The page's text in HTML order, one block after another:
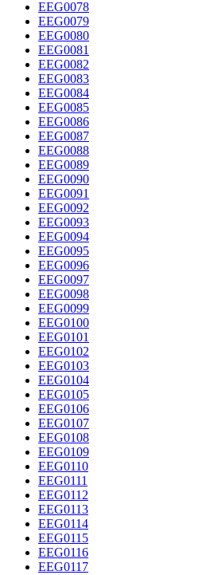
EEG0078
EEG0079
EEG0080
EEG0081
EEG0082
EEG0083
EEG0084
EEG0085
EEG0086
EEG0087
EEG0088
EEG0089
EEG0090
EEG0091
EEG0092
EEG0093
EEG0094
EEG0095
EEG0096
EEG0097
EEG0098
EEG0099
EEG0100
EEG0101
EEG0102
EEG0103
EEG0104
EEG0105
EEG0106
EEG0107
EEG0108
EEG0109
EEG0110
EEG0111
EEG0112
EEG0113
EEG0114
EEG0115
EEG0116
EEG0117